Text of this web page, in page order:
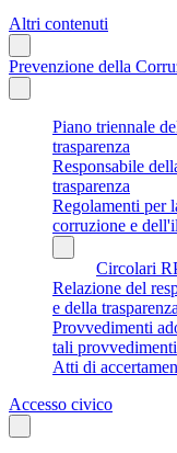
Altri contenuti
Prevenzione della
Piano triennale
trasparenza
Responsabile
trasparenza
Regolamenti per
corruzione e
Circolari
Relazione del
e della trasparenza
Provvedimenti
tali provvedimenti
Atti di
Accesso civico